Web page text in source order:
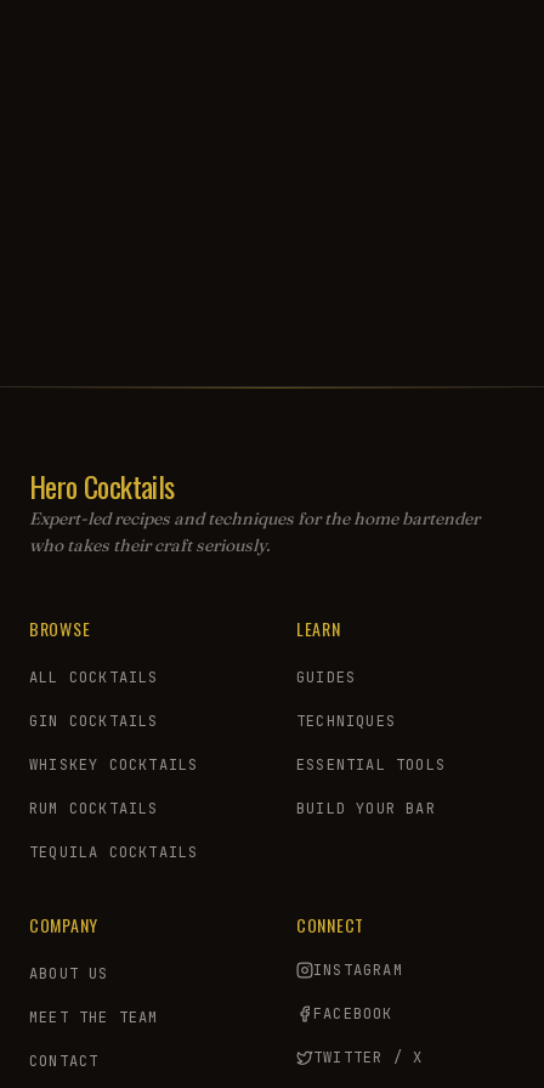
Hero Cocktails
Expert-led recipes and techniques for the home bartender
who takes their craft seriously.
BROWSE
ALL COCKTAILS
GIN COCKTAILS
WHISKEY COCKTAILS
RUM COCKTAILS
TEQUILA COCKTAILS
LEARN
GUIDES
TECHNIQUES
ESSENTIAL TOOLS
BUILD YOUR BAR
COMPANY
ABOUT US
MEET THE TEAM
CONTACT
CONNECT
INSTAGRAM
FACEBOOK
TWITTER / X